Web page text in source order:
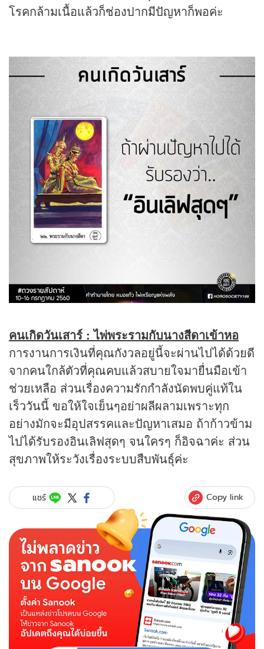
โรคกล้ามเนื้อแล้วก็ช่องปากมีปัญหาก็พอค่ะ
คนเกิดวันเสาร์ : ไพ่พระรามกับนางสีดาเข้าหอ
การงานการเงินที่คุณกังวลอยู่นี้จะผ่านไปได้ด้วยดี
จากคนใกล้ตัวที่คุณคบแล้วสบายใจมายื่นมือเข้า
ช่วยเหลือ ส่วนเรื่องความรักกำลังนัดพบคู่แท้ใน
เร็ววันนี้ ขอให้ใจเย็นๆอย่าผลีผลามเพราะทุก
อย่างมักจะมีอุปสรรคและปัญหาเสมอ ถ้าก้าวข้าม
ไปได้รับรองอินเลิฟสุดๆ จนใครๆ ก็อิจฉาค่ะ ส่วน
สุขภาพให้ระวังเรื่องระบบสืบพันธุ์ค่ะ
แชร์ Copy link